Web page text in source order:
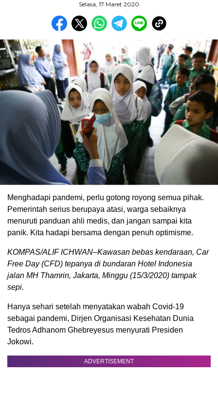
Selasa, 17 Maret 2020
Menghadapi pandemi, perlu gotong royong semua pihak.
Pemerintah serius berupaya atasi, warga sebaiknya
menuruti panduan ahli medis, dan jangan sampai kita
panik. Kita hadapi bersama dengan penuh optimisme.
KOMPAS/ALIF ICHWAN–Kawasan bebas kendaraan, Car
Free Day (CFD) tepanya di bundaran Hotel Indonesia
jalan MH Thamrin, Jakarta, Minggu (15/3/2020) tampak
sepi.
Hanya sehari setelah menyatakan wabah Covid-19
sebagai pandemi, Dirjen Organisasi Kesehatan Dunia
Tedros Adhanom Ghebreyesus menyurati Presiden
Jokowi.
ADVERTISEMENT